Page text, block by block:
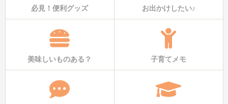
必見！便利グッズ お出かけしたい♪
美味しいものある？ 子育てメモ